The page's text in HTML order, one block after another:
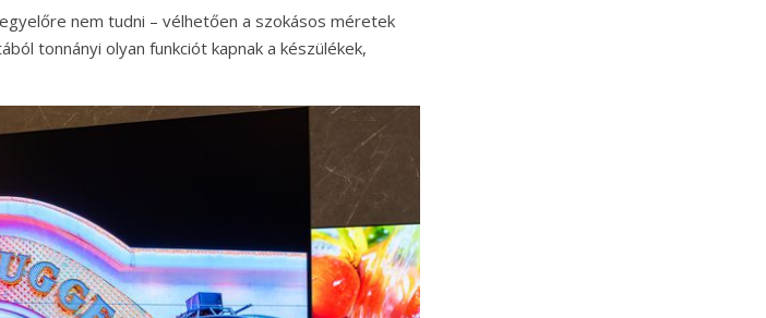
nem tudni – vélhetően a szokásos méretek
tonnányi olyan funkciót kapnak a készülékek,